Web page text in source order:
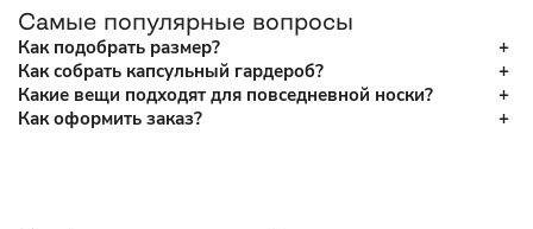
Самые популярные вопросы
Как подобрать размер?
Как собрать капсульный гардероб?
Какие вещи подходят для повседневной носки?
Как оформить заказ?